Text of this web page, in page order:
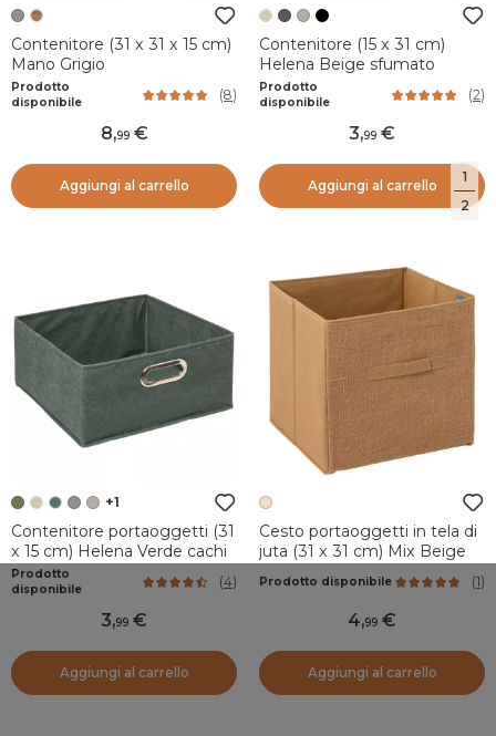
1
2
Contenitore (31 x 31 x 15 cm)
Mano Grigio
Prodotto
disponibile
(8)
8,99
Aggiungi al carrello
Contenitore (15 x 31 cm)
Helena Beige sfumato
Prodotto
disponibile
(2)
3,99
Aggiungi al carrello
+1
Contenitore portaoggetti (31
x 15 cm) Helena Verde cachi
Prodotto
disponibile
(4)
3,99
Aggiungi al carrello
Cesto portaoggetti in tela di
juta (31 x 31 cm) Mix Beige
Prodotto disponibile (1)
4,99
Aggiungi al carrello